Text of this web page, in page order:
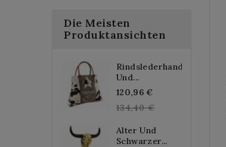
Die Meisten
Produktansichten
Rindslederhandtasche
Und...
120,96 €
price
134,40 €
Alter Und
Schwarzer...